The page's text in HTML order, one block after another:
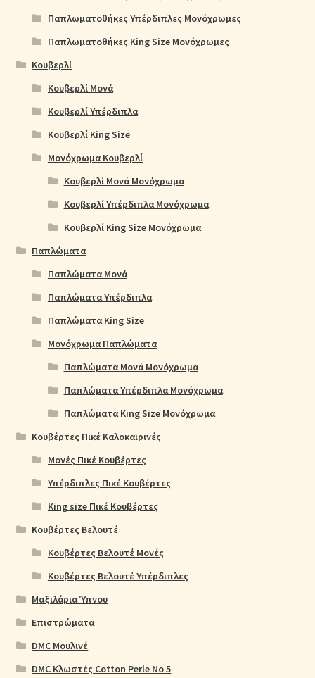
Παπλωματοθήκες Υπέρδιπλες Μονόχρωμες
Παπλωματοθήκες King Size Μονόχρωμες
Κουβερλί
Κουβερλί Μονά
Κουβερλί Υπέρδιπλα
Κουβερλί King Size
Μονόχρωμα Κουβερλί
Κουβερλί Μονά Μονόχρωμα
Κουβερλί Υπέρδιπλα Μονόχρωμα
Κουβερλί King Size Μονόχρωμα
Παπλώματα
Παπλώματα Μονά
Παπλώματα Υπέρδιπλα
Παπλώματα King Size
Μονόχρωμα Παπλώματα
Παπλώματα Μονά Μονόχρωμα
Παπλώματα Υπέρδιπλα Μονόχρωμα
Παπλώματα King Size Μονόχρωμα
Κουβέρτες Πικέ Καλοκαιρινές
Μονές Πικέ Κουβέρτες
Υπέρδιπλες Πικέ Κουβέρτες
King size Πικέ Κουβέρτες
Κουβέρτες Βελουτέ
Κουβέρτες Βελουτέ Μονές
Κουβέρτες Βελουτέ Υπέρδιπλες
Μαξιλάρια Ύπνου
Επιστρώματα
DMC Μουλινέ
DMC Κλωστές Cotton Perle No 5